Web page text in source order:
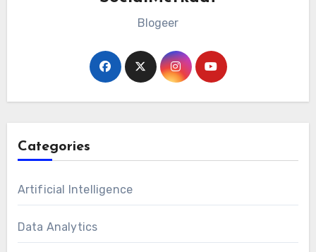
Blogeer
Categories
Artificial Intelligence
Data Analytics